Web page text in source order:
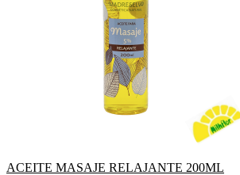
ACEITE MASAJE RELAJANTE 200ML